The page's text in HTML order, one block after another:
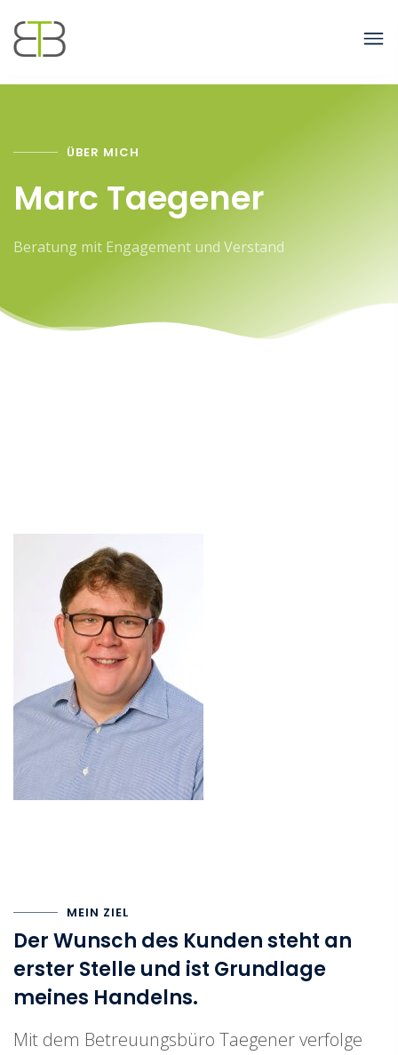
ÜBER MICH
Marc Taegener
Beratung mit Engagement und Verstand
MEIN ZIEL
Der Wunsch des Kunden steht an
erster Stelle und ist Grundlage
meines Handelns.
Mit dem Betreuungsbüro Taegener verfolge